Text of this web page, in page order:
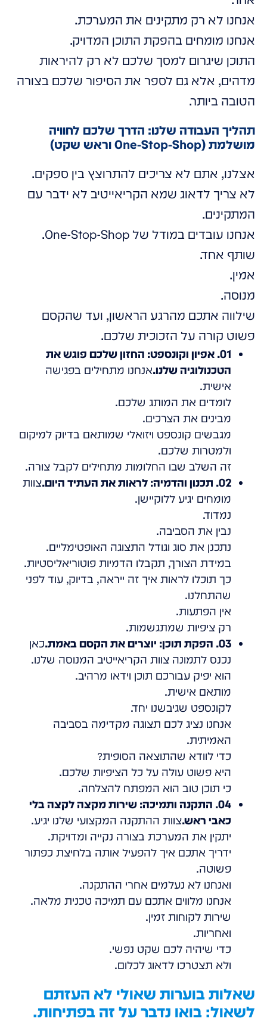
אנחנו לא רק מתקינים את המערכת.
אנחנו מומחים בהפקת התוכן המדויק.
התוכן שיגרום למסך שלכם לא רק להיראות
מדהים, אלא גם לספר את הסיפור שלכם בצורה
הטובה ביותר.
תהליך העבודה שלנו: הדרך שלכם לחוויה
מושלמת (One-Stop-Shop וראש שקט)
אצלנו, אתם לא צריכים להתרוצץ בין ספקים.
לא צריך לדאוג שמא הקריאייטיב לא ידבר עם
המתקינים.
אנחנו עובדים במודל של One-Stop-Shop.
שותף אחד.
אמין.
מנוסה.
שילווה אתכם מהרגע הראשון, ועד שהקסם
פשוט קורה על הזכוכית שלכם.
01. אפיון וקונספט: החזון שלכם פוגש את
הטכנולוגיה שלנו.אנחנו מתחילים בפגישה
אישית.
לומדים את המותג שלכם.
מבינים את הצרכים.
מגבשים קונספט ויזואלי שמותאם בדיוק למיקום
ולמטרות שלכם.
זה השלב שבו החלומות מתחילים לקבל צורה.
02. תכנון והדמיה: לראות את העתיד היום.
צוות
מומחים יגיע ללוקיישן.
נמדוד.
נבין את הסביבה.
נתכנן את סוג וגודל התצוגה האופטימליים.
במידת הצורך, תקבלו הדמיות פוטוריאליסטיות.
כך תוכלו לראות איך זה ייראה, בדיוק, עוד לפני
שהתחלנו.
אין הפתעות.
רק ציפיות שמתגשמות.
03. הפקת תוכן: יוצרים את הקסם באמת.
כאן
נכנס לתמונה צוות הקריאייטיב המנוסה שלנו.
הוא יפיק עבורכם תוכן וידאו מרהיב.
מותאם אישית.
לקונספט שגיבשנו יחד.
אנחנו נציג לכם תצוגה מקדימה בסביבה
האמיתית.
כדי לוודא שהתוצאה הסופית?
היא פשוט עולה על כל הציפיות שלכם.
כי תוכן טוב הוא המפתח להצלחה.
04. התקנה ותמיכה: שירות מקצה לקצה בלי
כאבי ראש.צוות ההתקנה המקצועי שלנו יגיע.
יתקין את המערכת בצורה נקייה ומדויקת.
ידריך אתכם איך להפעיל אותה בלחיצת כפתור
פשוטה.
ואנחנו לא נעלמים אחרי ההתקנה.
אנחנו מלווים אתכם עם תמיכה טכנית מלאה.
שירות לקוחות זמין.
ואחריות.
כדי שיהיה לכם שקט נפשי.
ולא תצטרכו לדאוג לכלום.
שאלות בוערות שאולי לא העזתם
לשאול: בואו נדבר על זה בפתיחות.